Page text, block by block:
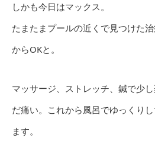
しかも今日はマックス。
たまたまプールの近くで見つけた
からOKと。
マッサージ、ストレッチ、鍼で少
だ痛い。これから風呂でゆっくり
ます。